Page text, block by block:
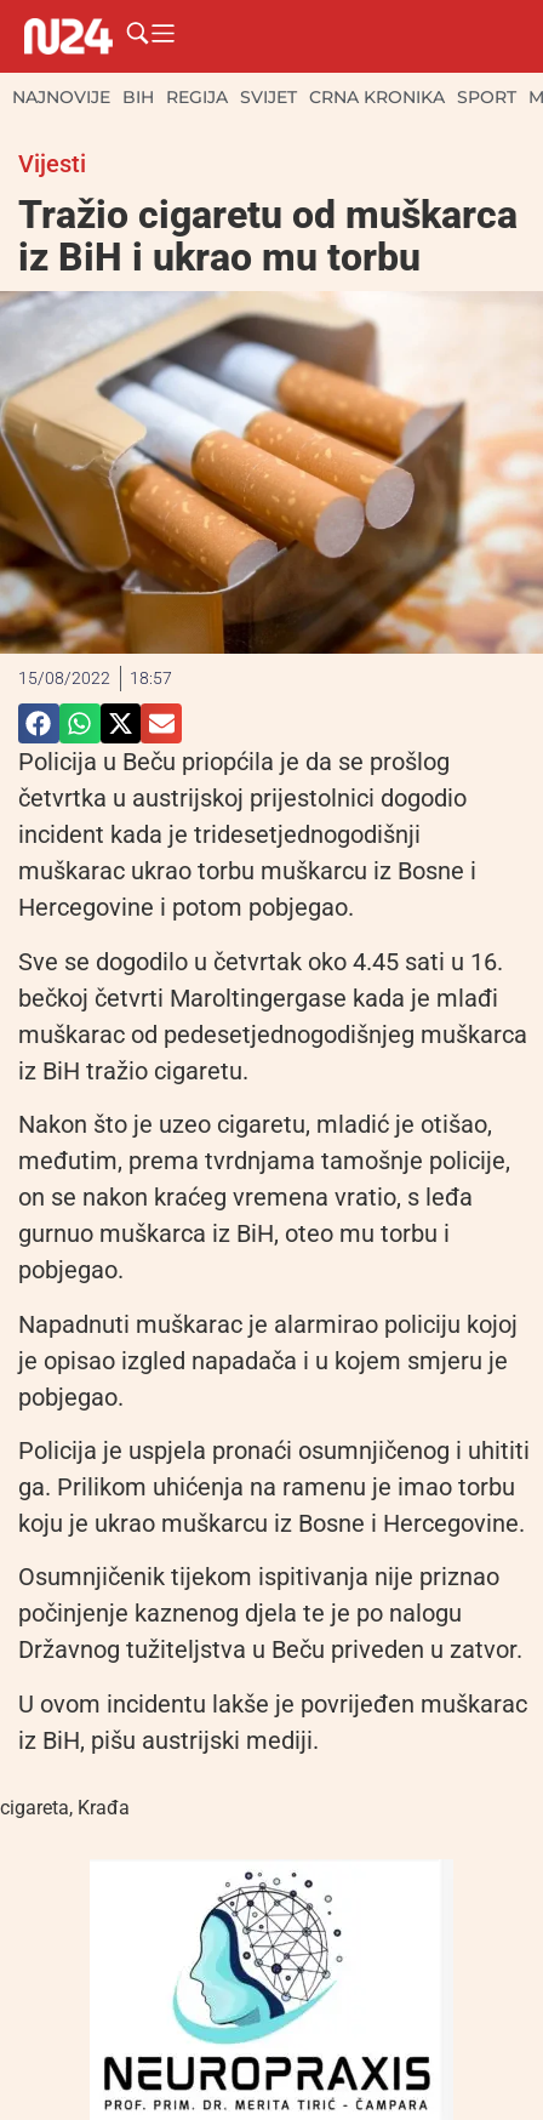
NAJNOVIJE BIH REGIJA SVIJET CRNA KRONIKA SPORT
Vijesti
Tražio cigaretu od muškarca
iz BiH i ukrao mu torbu
15/08/2022 18:57
Policija u Beču priopćila je da se prošlog
četvrtka u austrijskoj prijestolnici dogodio
incident kada je tridesetjednogodišnji
muškarac ukrao torbu muškarcu iz Bosne i
Hercegovine i potom pobjegao.
Sve se dogodilo u četvrtak oko 4.45 sati u 16.
bečkoj četvrti Maroltingergase kada je mlađi
muškarac od pedesetjednogodišnjeg muškarca
iz BiH tražio cigaretu.
Nakon što je uzeo cigaretu, mladić je otišao,
međutim, prema tvrdnjama tamošnje policije,
on se nakon kraćeg vremena vratio, s leđa
gurnuo muškarca iz BiH, oteo mu torbu i
pobjegao.
Napadnuti muškarac je alarmirao policiju kojoj
je opisao izgled napadača i u kojem smjeru je
pobjegao.
Policija je uspjela pronaći osumnjičenog i uhititi
ga. Prilikom uhićenja na ramenu je imao torbu
koju je ukrao muškarcu iz Bosne i Hercegovine.
Osumnjičenik tijekom ispitivanja nije priznao
počinjenje kaznenog djela te je po nalogu
Državnog tužiteljstva u Beču priveden u zatvor.
U ovom incidentu lakše je povrijeđen muškarac
iz BiH, pišu austrijski mediji.
cigareta, Krađa